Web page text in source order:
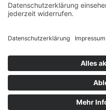
Bürozeiten
Freitag 09.00 - 15.00 Uhr